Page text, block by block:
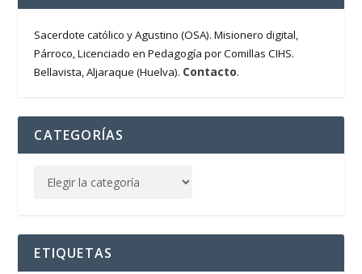
Sacerdote católico y Agustino (OSA). Misionero digital,
Párroco, Licenciado en Pedagogía por Comillas CIHS.
Bellavista, Aljaraque (Huelva). Contacto.
CATEGORÍAS
ETIQUETAS